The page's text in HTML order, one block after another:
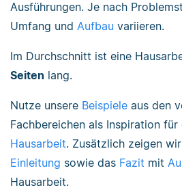
Ausführungen. Je nach
Umfang und Aufbau variieren.
Im Durchschnitt ist eine
Seiten lang.
Nutze unsere Beispiele aus den
Fachbereichen als Inspiration für
Hausarbeit. Zusätzlich zeigen
Einleitung sowie das Fazit mit
Hausarbeit.